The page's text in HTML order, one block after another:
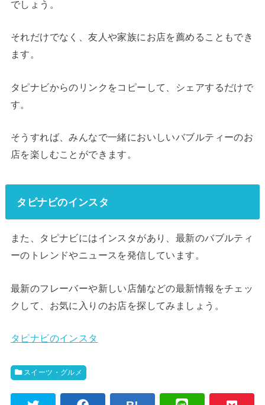
でしょう。
それだけでなく、友人や家族にお店を薦めることもでき
ます。
タピナビからのリンクをコピーして、シェアするだけで
す。
そうすれば、みんなで一緒においしいバブルティーのお
店を楽しむことができます。
タピナビのインスタ
また、タピナビにはインスタがあり、最新のバブルティ
ーのトレンドやニュースを発信しています。
最新のフレーバーや新しい店舗などの最新情報をチェッ
クして、お気に入りのお店を探してみましょう。
タピナビのインスタ
スイーツ・グルメ